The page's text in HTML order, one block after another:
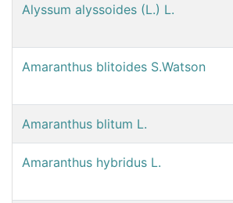
Alyssum alyssoides (L.) L.
Amaranthus blitoides S.Watson
Amaranthus blitum L.
Amaranthus hybridus L.